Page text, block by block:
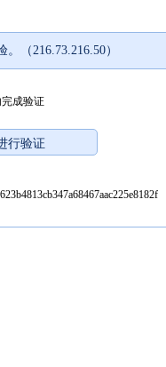
（216.73.216.50）
成验证